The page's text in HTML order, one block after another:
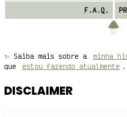
F.A.Q.
✨ Saiba mais sobre a minha
que
estou fazendo atualmente .
DISCLAIMER